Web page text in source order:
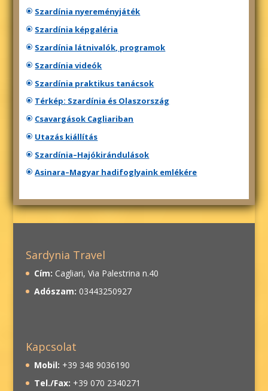
Szardínia nyereményjáték
Szardínia képgaléria
Szardínia látnivalók, programok
Szardínia videók
Szardínia praktikus tanácsok
Térkép: Szardínia és Olaszország
Csavargások Cagliariban
Utazás kiállítás
Szardínia–Hajókirándulások
Asinara–Magyar hadifoglyaink emlékére
Sardynia Travel
Cím: Cagliari, Via Palestrina n.40
Adószam: 03443250927
Kapcsolat
Mobil: +39 348 9036190
Tel./Fax: +39 070 2340271